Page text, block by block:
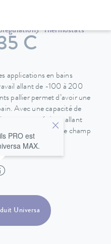
Thermostats
C
applications en bains
allant de -100 à 200
pallier permet d’avoir une
Avec une capacité de
cryogénique allant
PRO ont un large champ
PRO est
MAX.
Universa